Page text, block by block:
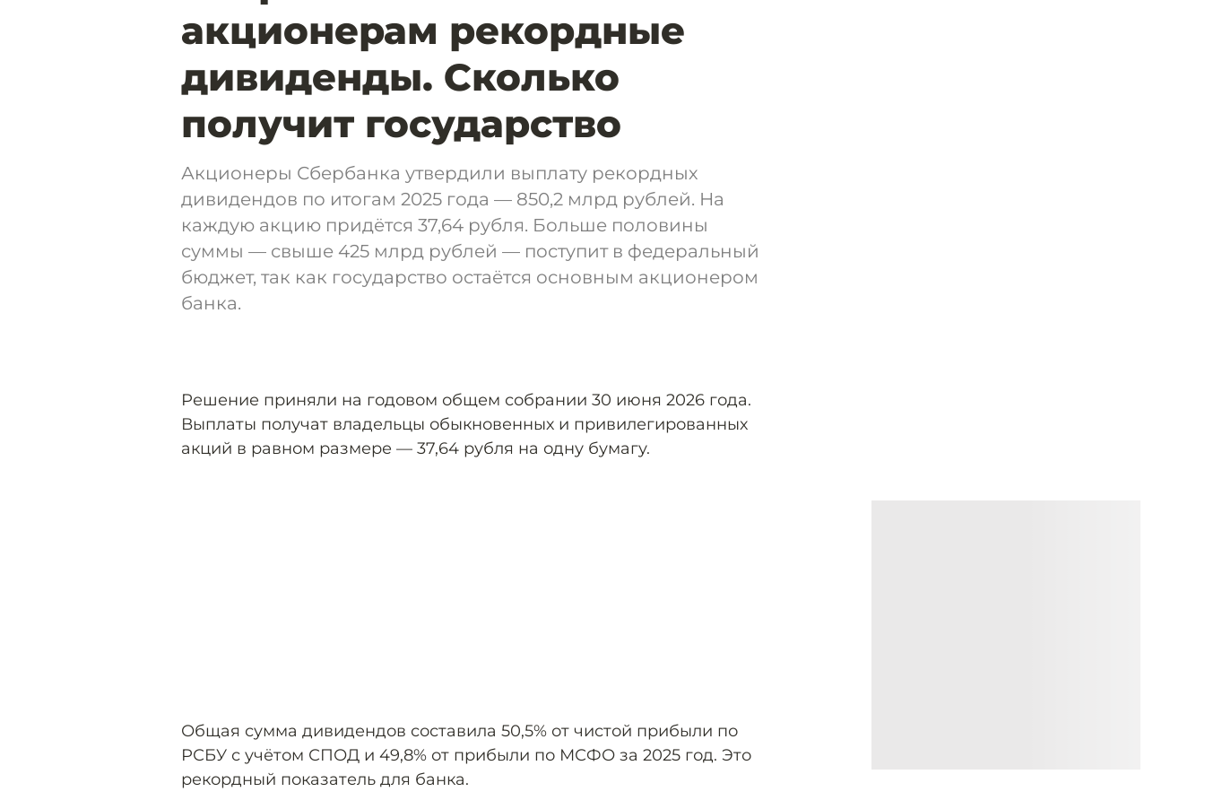
акционерам рекордные
дивиденды. Сколько
получит государство
Акционеры Сбербанка утвердили выплату рекордных
дивидендов по итогам 2025 года — 850,2 млрд рублей. На
каждую акцию придётся 37,64 рубля. Больше половины
суммы — свыше 425 млрд рублей — поступит в федеральный
бюджет, так как государство остаётся основным акционером
банка.
Решение приняли на годовом общем собрании 30 июня 2026 года.
Выплаты получат владельцы обыкновенных и привилегированных
акций в равном размере — 37,64 рубля на одну бумагу.
Общая сумма дивидендов составила 50,5% от чистой прибыли по
РСБУ с учётом СПОД и 49,8% от прибыли по МСФО за 2025 год. Это
рекордный показатель для банка.